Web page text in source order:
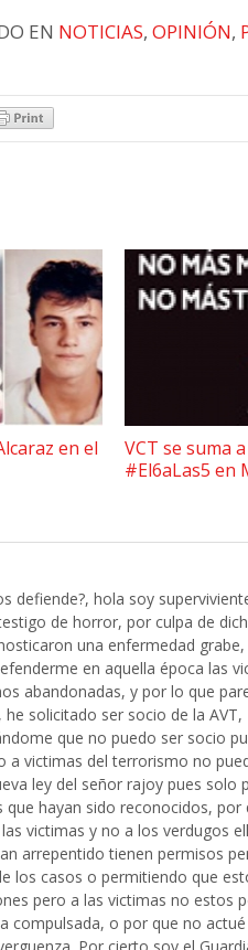
EN NOTICIAS, OPINIÓN,
en el
VCT se suma
#El6aLas5 en
defiende?, hola soy
de horror, por culpa de
una enfermedad
en aquella época las
abandonadas, y por lo que
he solicitado ser socio de la AVT,
que no puedo ser socio
a victimas del terrorismo no
ley del señor rajoy pues solo
que hayan sido reconocidos, por
victimas y no a los verdugos
arrepentido tienen permisos
los casos o permitiendo que
pero a las victimas no estos
compulsada, o por que no
Por cierto soy el